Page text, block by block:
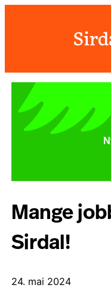
Mange
Sirdal!
24. mai 2024